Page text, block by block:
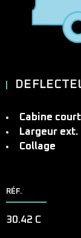
Cabine
Largeur
Collage
RÉF.
30.42 C